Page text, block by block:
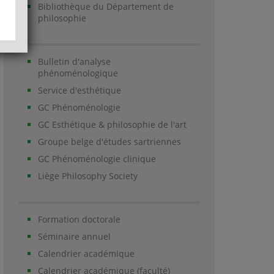
Bibliothèque du Département de
philosophie
Bulletin d'analyse
phénoménologique
Service d'esthétique
GC Phénoménologie
GC Esthétique & philosophie de l'art
Groupe belge d'études sartriennes
GC Phénoménologie clinique
Liège Philosophy Society
Formation doctorale
Séminaire annuel
Calendrier académique
Calendrier académique (faculté)